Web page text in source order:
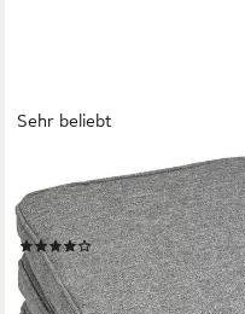
Sehr beliebt
Stuhlkissen 4er Set
4er Set 40x40x5cm Grau
(30)
ab 54,99 € 66,93 €
-18%